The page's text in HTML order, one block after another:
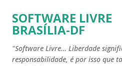
Pular para o
SOFTWARE LIVRE
BRASÍLIA-DF
"Software Livre… Liberdade
responsabilidade, é por isso que